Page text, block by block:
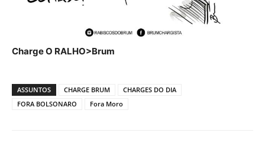
Charge O RALHO>Brum
ASSUNTOS CHARGE BRUM
CHARGES DO DIA
FORA BOLSONARO
Fora Moro